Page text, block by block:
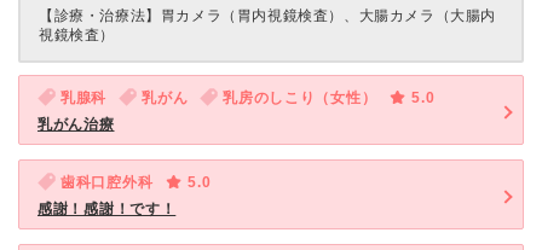
【診療・治療法】 胃カメラ（胃内視鏡検査）、大腸カメラ（大腸内
視鏡検査）
乳腺科 乳がん 乳房のしこり（女性）
5.0
乳がん治療
歯科口腔外科
5.0
感謝！感謝！です！